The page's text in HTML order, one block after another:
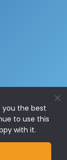
you the best
to use this
with it.